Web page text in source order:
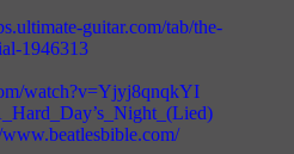
guitar.com/tab/the-
1946313
watch?v=Yjyj8qnqkYI